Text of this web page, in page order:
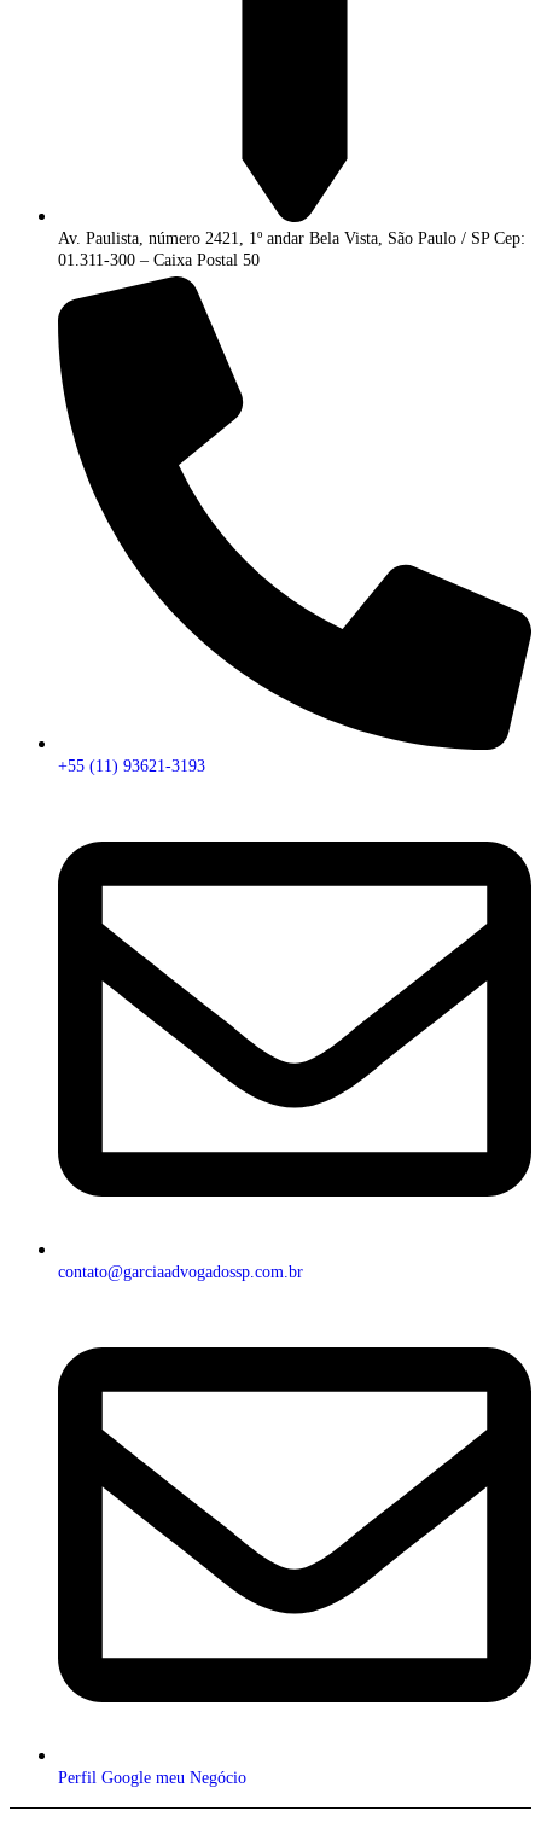
Av. Paulista, número 2421, 1º andar Bela Vista, São Paulo / SP Cep:
01.311-300 – Caixa Postal 50
+55 (11) 93621-3193
contato@garciaadvogadossp.com.br
Perfil Google meu Negócio